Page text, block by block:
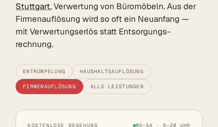
Stuttgart, Verwertung von Büromöbeln. Aus der
Firmenauflösung wird so oft ein Neuanfang —
mit Verwertungserlös statt Entsorgungs­
rechnung.
ENTRÜMPELUNG HAUSHALTSAUFLÖSUNG
FIRMENAUFLÖSUNG ALLE LEISTUNGEN
KOSTENLOSE BEGEHUNG MO–SA · 8–20 UHR